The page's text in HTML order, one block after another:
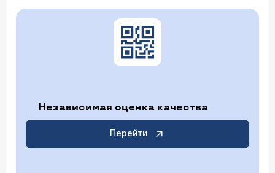
Независимая оценка качества
Перейти